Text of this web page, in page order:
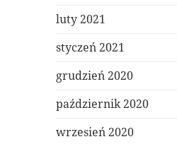
luty 2021
styczeń 2021
grudzień 2020
październik 2020
wrzesień 2020